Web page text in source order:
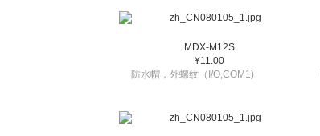
MDX-M12S
¥11.00
防水帽，外螺纹（I/O,COM1)